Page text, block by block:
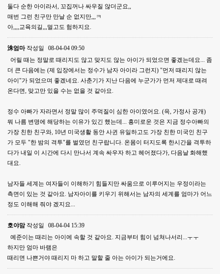
둘다 순한 아이라서, 꼬집꺼나 싸우질 않더군요,,
매번 그런 친구만 만날 순 없지만,,,ㅋ
아,,,,교육의길,,,멀고도 험하지요.
洙엄마 작성일
08-04-04 09:50
어릴 때는 정말로 때리지도 않고 맞지도 않는 아이가 되었으면 좋겠는데요... 좀
더 큰 다음에는 (제 입장에서는 정수가 남자 아이라 그런지) "먼저 때리지 않는
아이"가 되었으며 좋겠네요. 사춘기가 지난 다음에 누군가가 먼저 제대로 때려
온다면, 맞고만 있을 수는 없을 것 같아요.
정수 아빠가 자라면서 정말 많이 주먹질이 심한 아이였어요. (윽, 가정사 공개)
뭐 나름 변명에 해당하는 이유가 있긴 했는데... 흥미로운 것은 지금 정수아빠의
가장 친한 친구와, 10년 미국생활 동안 사귄 유일하고도 가장 친한 미국인 친구
가 모두 "한 밤의 격투"를 벌였던 친구랍니다. 온몸이 터지도록 한시간을 격투하
다가 내일 이 시간에 다시 만나서 계속 싸우자 하고 헤어졌다가, 다음날 화해했
대요.
남자들 세계는 여자들이 이해하기 힘들지만 싸움으로 이루어지는 우정이라는
측면이 있는 것 같아요. 남자아이를 키우기 위해서는 남자의 세계를 엄마가 어느
정도 이해해 줘야 겠지요...
호야맘 작성일
08-04-04 15:39
예준이는 때리는 아이에 속할 것 같아요. 지금부터 힘이 넘쳐나서리...ㅜㅜ
하지만 엄마 바램은
때리면 나쁜거야 때리지 마 하고 말할 줄 아는 아이가 되는거에요.